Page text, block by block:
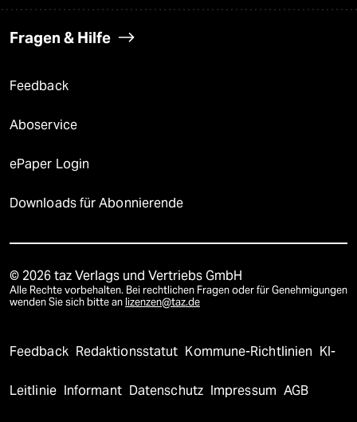
Fragen & Hilfe
Feedback
Aboservice
ePaper Login
Downloads für Abonnierende
© 2026 taz Verlags und Vertriebs GmbH
Alle Rechte vorbehalten. Bei rechtlichen Fragen oder für Genehmigungen
wenden Sie sich bitte an lizenzen@taz.de
Feedback Redaktionsstatut Kommune-Richtlinien KI-
Leitlinie Informant Datenschutz Impressum AGB